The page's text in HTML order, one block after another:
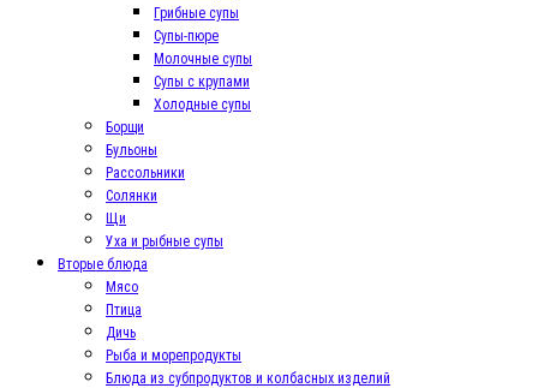
Грибные супы
Супы-пюре
Молочные супы
Супы с крупами
Холодные супы
Борщи
Бульоны
Рассольники
Солянки
Щи
Уха и рыбные супы
Вторые блюда
Мясо
Птица
Дичь
Рыба и морепродукты
Блюда из субпродуктов и колбасных изделий